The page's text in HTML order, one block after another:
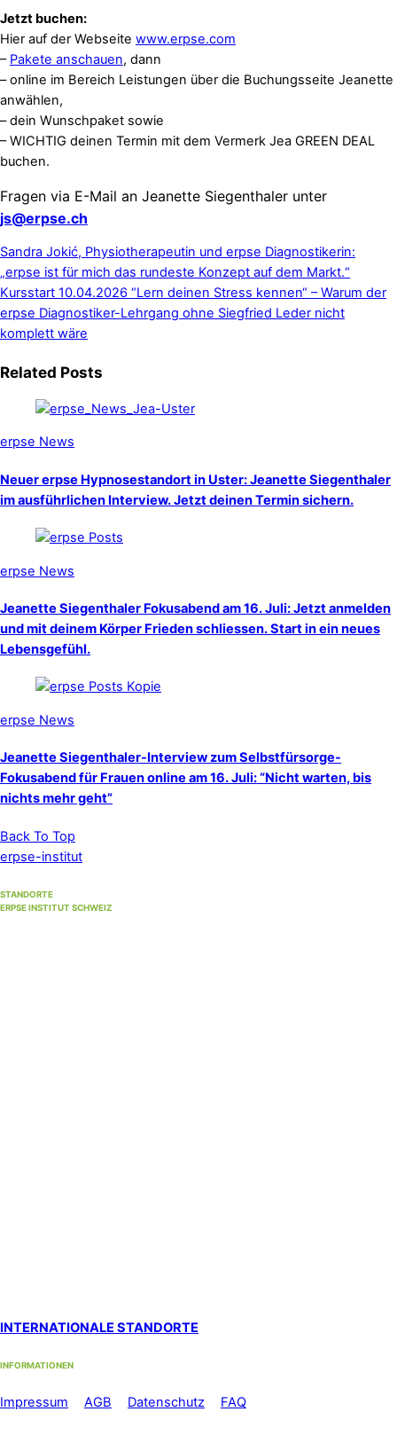
Jetzt buchen:
Hier auf der Webseite www.erpse.com
– Pakete anschauen, dann
– online im Bereich Leistungen über die Buchungsseite Jeanette
anwählen,
– dein Wunschpaket sowie
– WICHTIG deinen Termin mit dem Vermerk Jea GREEN DEAL
buchen.
Fragen via E-Mail an Jeanette Siegenthaler unter
js@erpse.ch
Sandra Jokić, Physiotherapeutin und erpse Diagnostikerin:
„erpse ist für mich das rundeste Konzept auf dem Markt.“
Kursstart 10.04.2026 “Lern deinen Stress kennen“ – Warum der
erpse Diagnostiker-Lehrgang ohne Siegfried Leder nicht
komplett wäre
Related Posts
erpse News
Neuer erpse Hypnosestandort in Uster: Jeanette Siegenthaler
im ausführlichen Interview. Jetzt deinen Termin sichern.
erpse News
Jeanette Siegenthaler Fokusabend am 16. Juli: Jetzt anmelden
und mit deinem Körper Frieden schliessen. Start in ein neues
Lebensgefühl.
erpse News
Jeanette Siegenthaler-Interview zum Selbstfürsorge-
Fokusabend für Frauen online am 16. Juli: “Nicht warten, bis
nichts mehr geht”
Back To Top
erpse-institut
STANDORTE
ERPSE INSTITUT SCHWEIZ
INTERNATIONALE STANDORTE
INFORMATIONEN
Impressum AGB Datenschutz FAQ